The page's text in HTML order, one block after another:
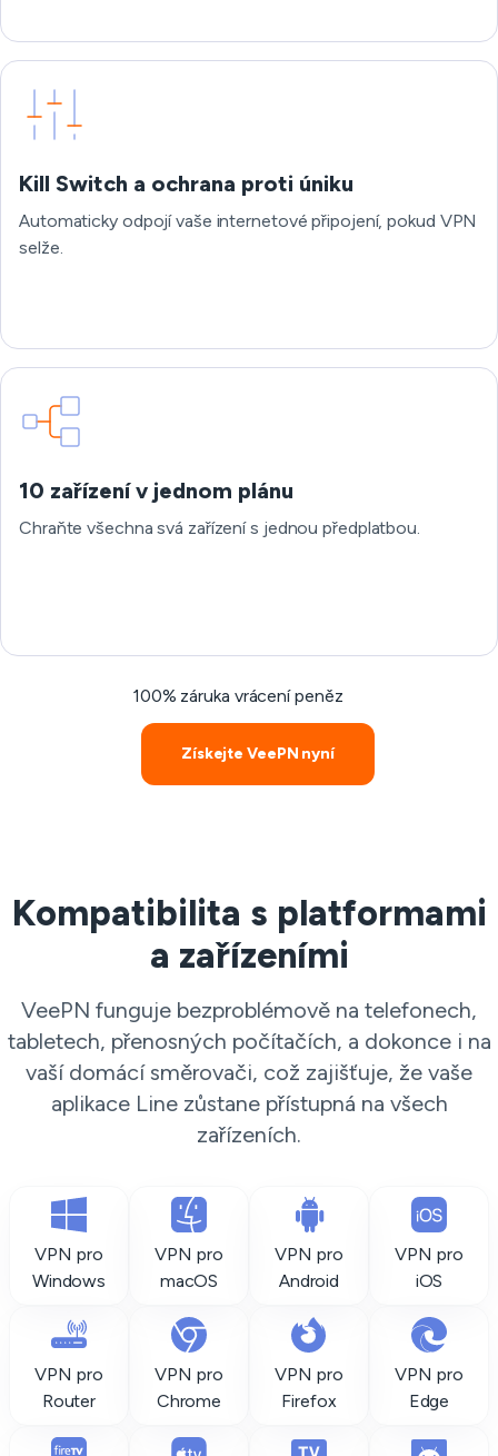
Kill Switch a ochrana proti úniku
Automaticky odpojí vaše internetové připojení, pokud VPN
selže.
10 zařízení v jednom plánu
Chraňte všechna svá zařízení s jednou předplatbou.
100% záruka vrácení peněz
Získejte VeePN nyní
Kompatibilita s platformami
a zařízeními
VeePN funguje bezproblémově na telefonech,
tabletech, přenosných počítačích, a dokonce i na
vaší domácí směrovači, což zajišťuje, že vaše
aplikace Line zůstane přístupná na všech
zařízeních.
VPN pro
Windows
VPN pro
macOS
VPN pro
Android
VPN pro
iOS
VPN pro
Router
VPN pro
Chrome
VPN pro
Firefox
VPN pro
Edge